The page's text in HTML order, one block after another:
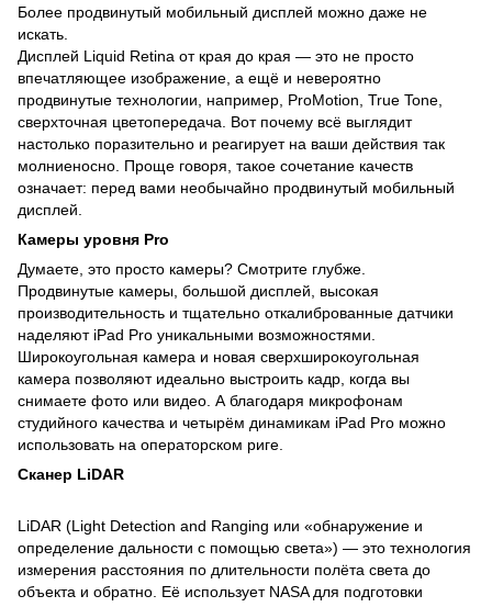
Более продвинутый мобильный дисплей можно даже не
искать.
Дисплей Liquid Retina от края до края — это не просто
впечатляющее изображение, а ещё и невероятно
продвинутые технологии, например, ProMotion, True Tone,
сверхточная цветопередача. Вот почему всё выглядит
настолько поразительно и реагирует на ваши действия так
молниеносно. Проще говоря, такое сочетание качеств
означает: перед вами необычайно продвинутый мобильный
дисплей.
Камеры уровня Pro
Думаете, это просто камеры? Смотрите глубже.
Продвинутые камеры, большой дисплей, высокая
производительность и тщательно откалиброванные датчики
наделяют iPad Pro уникальными возможностями.
Широкоугольная камера и новая сверхширокоугольная
камера позволяют идеально выстроить кадр, когда вы
снимаете фото или видео. А благодаря микрофонам
студийного качества и четырём динамикам iPad Pro можно
использовать на операторском риге.
Сканер LiDAR
LiDAR (Light Detection and Ranging или «обнаружение и
определение дальности с помощью света») — это технология
измерения расстояния по длительности полёта света до
объекта и обратно. Её использует NASA для подготовки